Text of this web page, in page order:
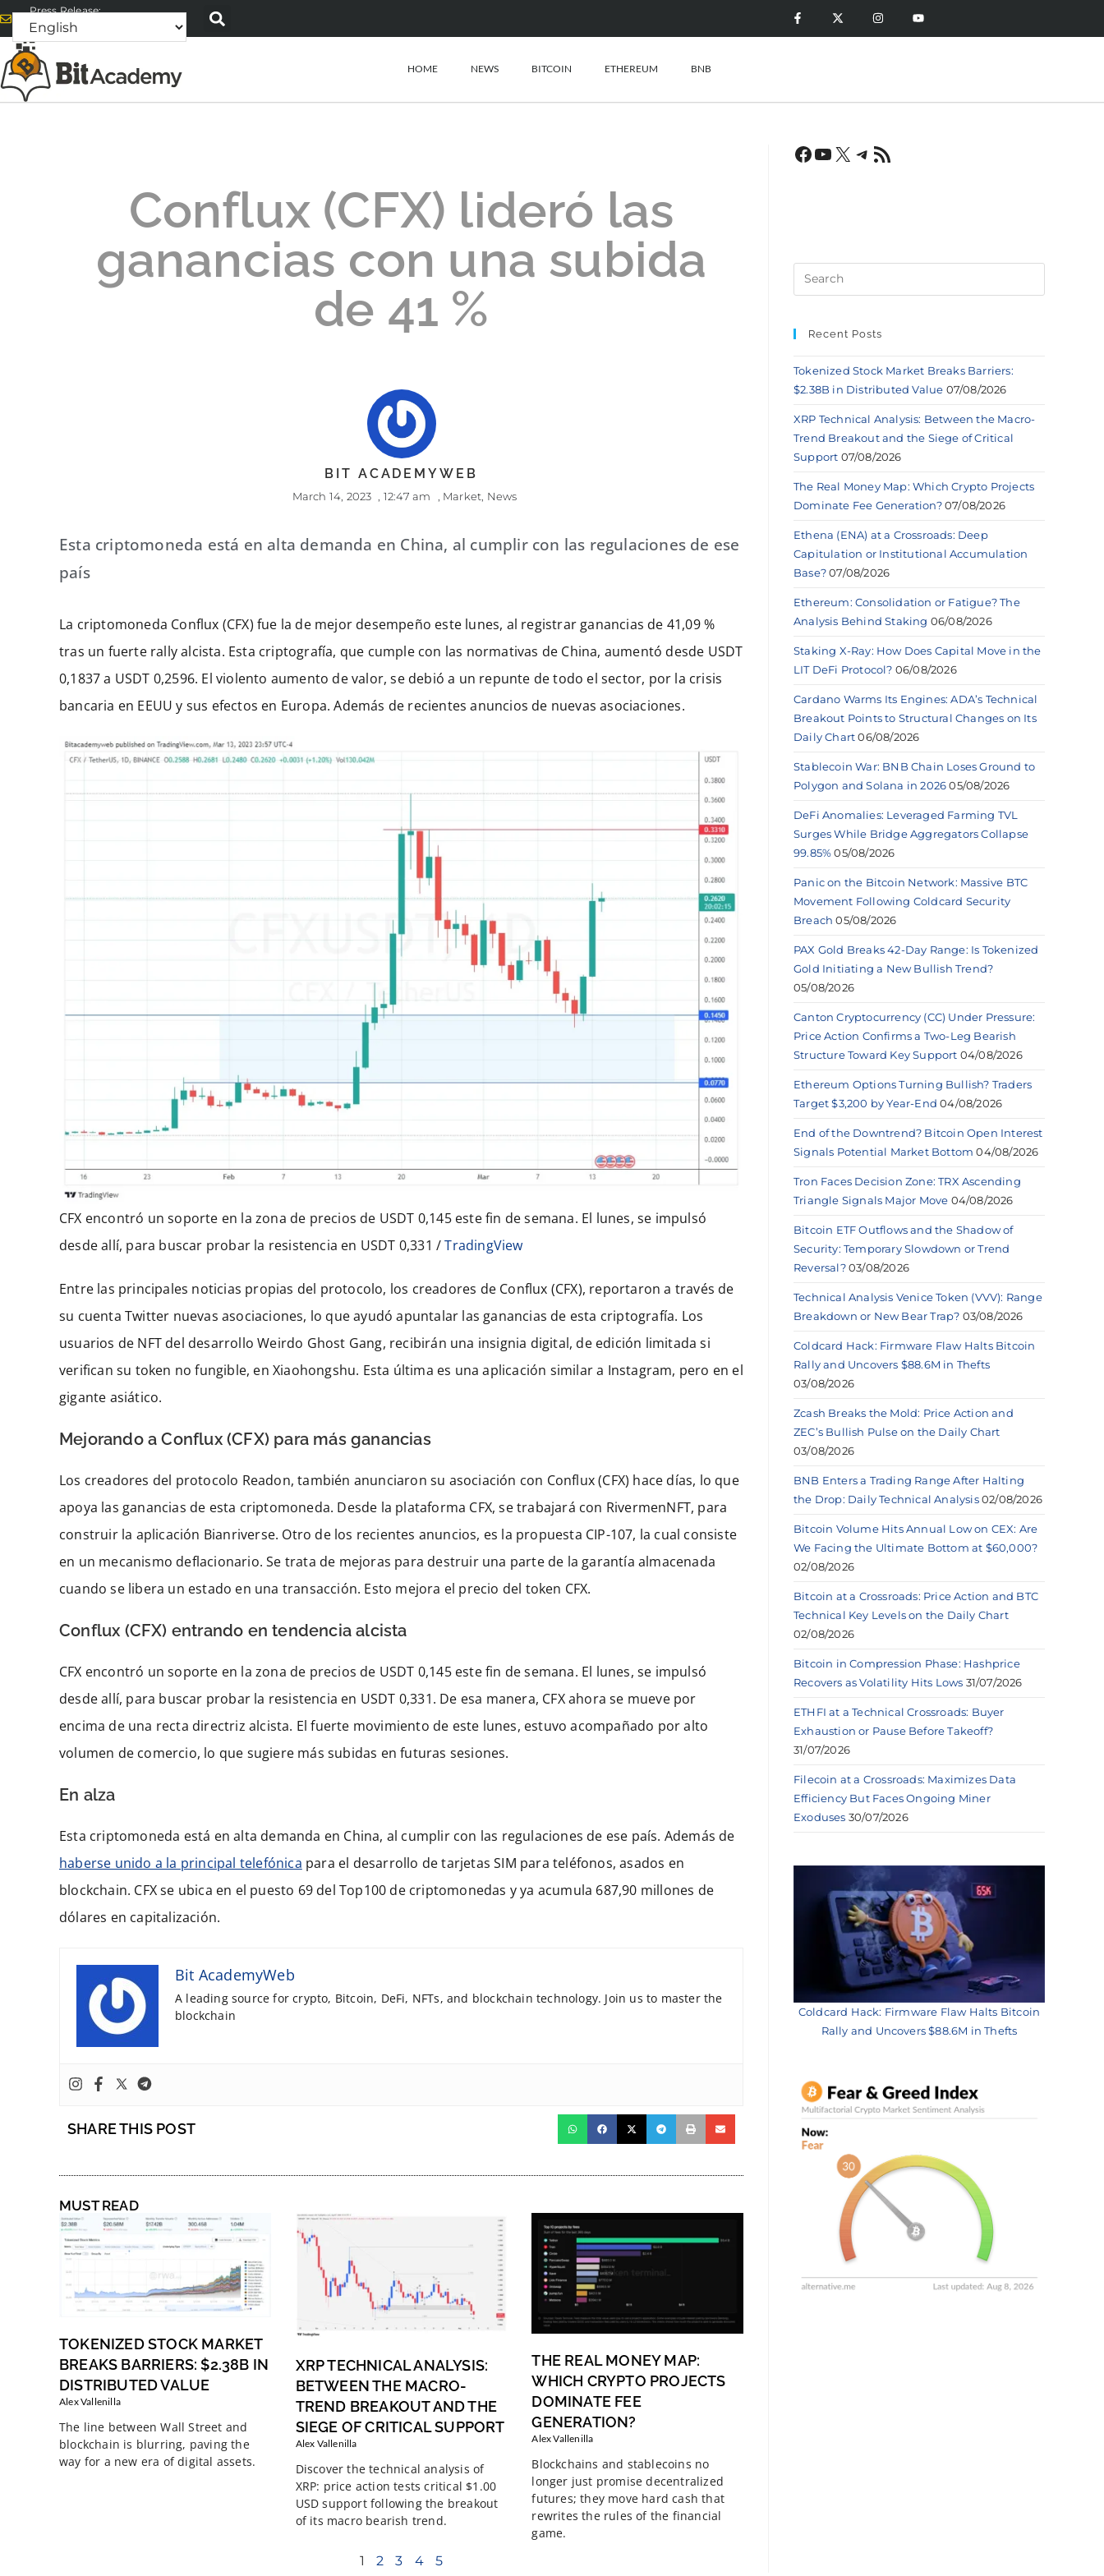
Press Release:
alex@bitacademyweb.com
HOME NEWS BITCOIN ETHEREUM BNB
Conflux (CFX) lideró las
ganancias con una subida
de 41 %
BIT ACADEMYWEB
March 14, 2023 12:47 am Market News
Esta criptomoneda está en alta demanda en China, al cumplir con las regulaciones de ese
país
La criptomoneda Conflux (CFX) fue la de mejor desempeño este lunes, al registrar ganancias de 41,09 %
tras un fuerte rally alcista. Esta criptografía, que cumple con las normativas de China, aumentó desde USDT
0,1837 a USDT 0,2596. El violento aumento de valor, se debió a un repunte de todo el sector, por la crisis
bancaria en EEUU y sus efectos en Europa. Además de recientes anuncios de nuevas asociaciones.
CFX encontró un soporte en la zona de precios de USDT 0,145 este fin de semana. El lunes, se impulsó
desde allí, para buscar probar la resistencia en USDT 0,331 /TradingView
Entre las principales noticias propias del protocolo, los creadores de Conflux (CFX), reportaron a través de
su cuenta Twitter nuevas asociaciones, lo que ayudó apuntalar las ganancias de esta criptografía. Los
usuarios de NFT del desarrollo Weirdo Ghost Gang, recibirán una insignia digital, de edición limitada si
verifican su token no fungible, en Xiaohongshu. Esta última es una aplicación similar a Instagram, pero en el
gigante asiático.
Mejorando a Conflux (CFX) para más ganancias
Los creadores del protocolo Readon, también anunciaron su asociación con Conflux (CFX) hace días, lo que
apoya las ganancias de esta criptomoneda. Desde la plataforma CFX, se trabajará con RivermenNFT, para
construir la aplicación Bianriverse. Otro de los recientes anuncios, es la propuesta CIP-107, la cual consiste
en un mecanismo deflacionario. Se trata de mejoras para destruir una parte de la garantía almacenada
cuando se libera un estado en una transacción. Esto mejora el precio del token CFX.
Conflux (CFX) entrando en tendencia alcista
CFX encontró un soporte en la zona de precios de USDT 0,145 este fin de semana. El lunes, se impulsó
desde allí, para buscar probar la resistencia en USDT 0,331. De esa manera, CFX ahora se mueve por
encima de una recta directriz alcista. El fuerte movimiento de este lunes, estuvo acompañado por alto
volumen de comercio, lo que sugiere más subidas en futuras sesiones.
En alza
Esta criptomoneda está en alta demanda en China, al cumplir con las regulaciones de ese país. Además de
haberse unido a la principal telefónica para el desarrollo de tarjetas SIM para teléfonos, asados en
blockchain. CFX se ubica en el puesto 69 del Top100 de criptomonedas y ya acumula 687,90 millones de
dólares en capitalización.
Bit AcademyWeb
A leading source for crypto, Bitcoin, DeFi, NFTs, and blockchain technology. Join us to master the
blockchain
SHARE THIS POST
MUST READ
TOKENIZED STOCK MARKET
BREAKS BARRIERS: $2.38B IN
DISTRIBUTED VALUE
Alex Vallenilla
The line between Wall Street and
blockchain is blurring, paving the
way for a new era of digital assets.
XRP TECHNICAL ANALYSIS:
BETWEEN THE MACRO-
TREND BREAKOUT AND THE
SIEGE OF CRITICAL SUPPORT
Alex Vallenilla
Discover the technical analysis of
XRP: price action tests critical $1.00
USD support following the breakout
of its macro bearish trend.
THE REAL MONEY MAP:
WHICH CRYPTO PROJECTS
DOMINATE FEE
GENERATION?
Alex Vallenilla
Blockchains and stablecoins no
longer just promise decentralized
futures; they move hard cash that
rewrites the rules of the financial
game.
1
2 3 4 5
Recent Posts
Tokenized Stock Market Breaks Barriers:
$2.38B in Distributed Value 07/08/2026
XRP Technical Analysis: Between the Macro-
Trend Breakout and the Siege of Critical
Support 07/08/2026
The Real Money Map: Which Crypto Projects
Dominate Fee Generation? 07/08/2026
Ethena (ENA) at a Crossroads: Deep
Capitulation or Institutional Accumulation
Base? 07/08/2026
Ethereum: Consolidation or Fatigue? The
Analysis Behind Staking 06/08/2026
Staking X-Ray: How Does Capital Move in the
LIT DeFi Protocol? 06/08/2026
Cardano Warms Its Engines: ADA’s Technical
Breakout Points to Structural Changes on Its
Daily Chart 06/08/2026
Stablecoin War: BNB Chain Loses Ground to
Polygon and Solana in 2026 05/08/2026
DeFi Anomalies: Leveraged Farming TVL
Surges While Bridge Aggregators Collapse
99.85% 05/08/2026
Panic on the Bitcoin Network: Massive BTC
Movement Following Coldcard Security
Breach 05/08/2026
PAX Gold Breaks 42-Day Range: Is Tokenized
Gold Initiating a New Bullish Trend?
05/08/2026
Canton Cryptocurrency (CC) Under Pressure:
Price Action Confirms a Two-Leg Bearish
Structure Toward Key Support 04/08/2026
Ethereum Options Turning Bullish? Traders
Target $3,200 by Year-End 04/08/2026
End of the Downtrend? Bitcoin Open Interest
Signals Potential Market Bottom 04/08/2026
Tron Faces Decision Zone: TRX Ascending
Triangle Signals Major Move 04/08/2026
Bitcoin ETF Outflows and the Shadow of
Security: Temporary Slowdown or Trend
Reversal? 03/08/2026
Technical Analysis Venice Token (VVV): Range
Breakdown or New Bear Trap? 03/08/2026
Coldcard Hack: Firmware Flaw Halts Bitcoin
Rally and Uncovers $88.6M in Thefts
03/08/2026
Zcash Breaks the Mold: Price Action and
ZEC’s Bullish Pulse on the Daily Chart
03/08/2026
BNB Enters a Trading Range After Halting
the Drop: Daily Technical Analysis 02/08/2026
Bitcoin Volume Hits Annual Low on CEX: Are
We Facing the Ultimate Bottom at $60,000?
02/08/2026
Bitcoin at a Crossroads: Price Action and BTC
Technical Key Levels on the Daily Chart
02/08/2026
Bitcoin in Compression Phase: Hashprice
Recovers as Volatility Hits Lows 31/07/2026
ETHFI at a Technical Crossroads: Buyer
Exhaustion or Pause Before Takeoff?
31/07/2026
Filecoin at a Crossroads: Maximizes Data
Efficiency But Faces Ongoing Miner
Exoduses 30/07/2026
Coldcard Hack: Firmware Flaw Halts Bitcoin
Rally and Uncovers $88.6M in Thefts